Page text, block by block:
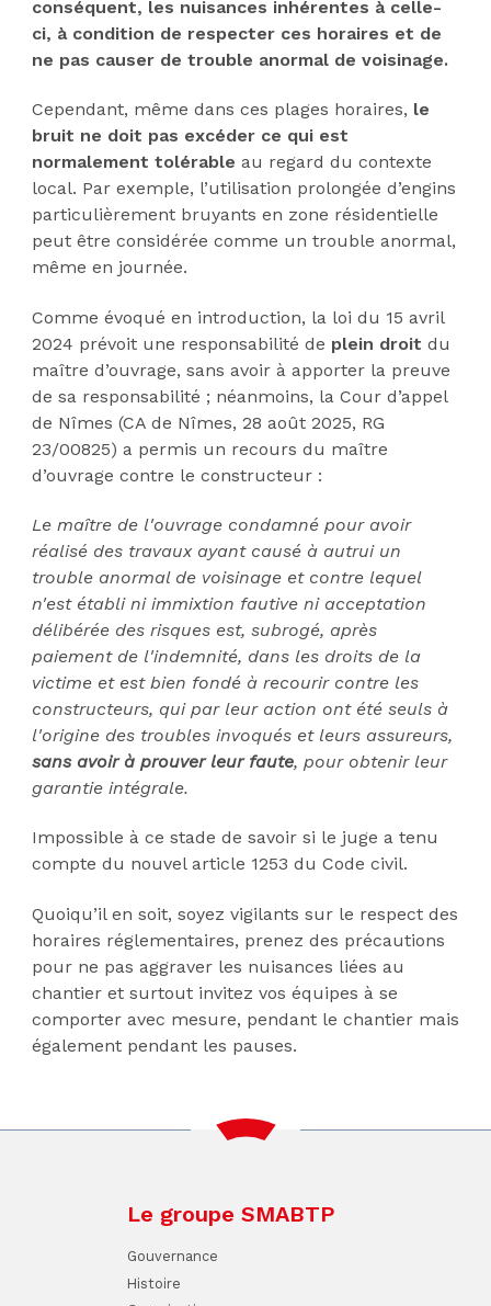
conséquent, les nuisances inhérentes à celle-
ci, à condition de respecter ces horaires et de
ne pas causer de trouble anormal de voisinage.
Cependant, même dans ces plages horaires, le
bruit ne doit pas excéder ce qui est
normalement tolérable au regard du contexte
local. Par exemple, l’utilisation prolongée d’engins
particulièrement bruyants en zone résidentielle
peut être considérée comme un trouble anormal,
même en journée.
Comme évoqué en introduction, la loi du 15 avril
2024 prévoit une responsabilité de plein droit du
maître d’ouvrage, sans avoir à apporter la preuve
de sa responsabilité ; néanmoins, la Cour d’appel
de Nîmes (CA de Nîmes, 28 août 2025, RG
23/00825) a permis un recours du maître
d’ouvrage contre le constructeur :
Le maître de l'ouvrage condamné pour avoir
réalisé des travaux ayant causé à autrui un
trouble anormal de voisinage et contre lequel
n'est établi ni immixtion fautive ni acceptation
délibérée des risques est, subrogé, après
paiement de l'indemnité, dans les droits de la
victime et est bien fondé à recourir contre les
constructeurs, qui par leur action ont été seuls à
l'origine des troubles invoqués et leurs assureurs,
sans avoir à prouver leur faute, pour obtenir leur
garantie intégrale.
Impossible à ce stade de savoir si le juge a tenu
compte du nouvel article 1253 du Code civil.
Quoiqu’il en soit, soyez vigilants sur le respect des
horaires réglementaires, prenez des précautions
pour ne pas aggraver les nuisances liées au
chantier et surtout invitez vos équipes à se
comporter avec mesure, pendant le chantier mais
également pendant les pauses.
Le groupe SMABTP
Gouvernance
Histoire